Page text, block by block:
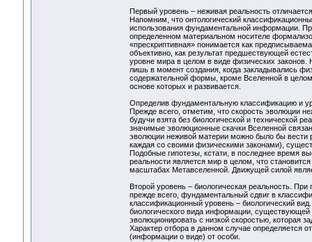
Первый уровень – неживая реальность
Напомним, что онтологический
использования фундаментальной информации.
определенном материальном носителе
«прескриптивная» понимается как
объективно, как результат предшествующей
уровне мира в целом в виде физических законов.
лишь в момент создания, когда закладывались
содержательной формы, кроме Вселенной в
основе которых и развивается.
Определив фундаментальную классификацию и
Прежде всего, отметим, что скорость эволюции
будучи взята без биологической и технической
значимые эволюционные скачки Вселенной
эволюции неживой материи можно было бы вести
каждая со своими физическими законами),
Подобные гипотезы, кстати, в последнее время
реальности является мир в целом, что
масштабах Метавселенной. Движущей силой
Второй уровень – биологическая реальность.
прежде всего, фундаментальный сдвиг в
классификационный уровень – биологический
биологического вида информации, существующей
эволюционировать с низкой скоростью, которая
Характер отбора в данном случае определяется
(информации о виде) от особи.